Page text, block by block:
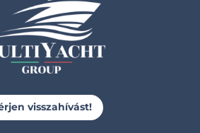
visszahívást!